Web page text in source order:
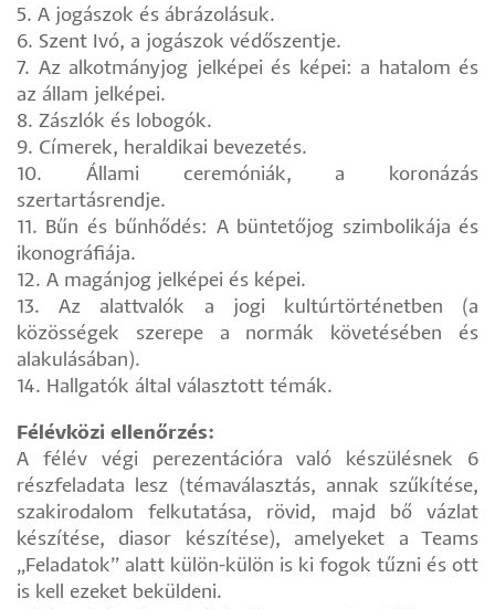
5. A jogászok és ábrázolásuk.
6. Szent Ivó, a jogászok védőszentje.
7. Az alkotmányjog jelképei és képei: a hatalom és
az állam jelképei.
8. Zászlók és lobogók.
9. Címerek, heraldikai bevezetés.
10. Állami ceremóniák, a koronázás
szertartásrendje.
11. Bűn és bűnhődés: A büntetőjog szimbolikája és
ikonográfiája.
12. A magánjog jelképei és képei.
13. Az alattvalók a jogi kultúrtörténetben (a
közösségek szerepe a normák követésében és
alakulásában).
14. Hallgatók által választott témák.
Félévközi ellenőrzés:
A félév végi perezentációra való készülésnek 6
részfeladata lesz (témaválasztás, annak szűkítése,
szakirodalom felkutatása, rövid, majd bő vázlat
készítése, diasor készítése), amelyeket a Teams
„Feladatok” alatt külön-külön is ki fogok tűzni és ott
is kell ezeket beküldeni.